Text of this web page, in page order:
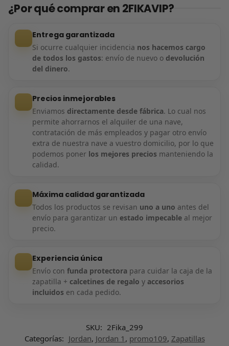
¿Por qué comprar en 2FIKAVIP?
Entrega garantizada
Si ocurre cualquier incidencia nos hacemos cargo
de todos los gastos: envío de nuevo o devolución
del dinero.
Precios inmejorables
Enviamos directamente desde fábrica. Lo cual nos
permite ahorrarnos el alquiler de una nave,
contratación de más empleados y pagar otro envío
extra de nuestra nave a vuestro domicilio, por lo que
podemos poner los mejores precios manteniendo la
calidad.
Máxima calidad garantizada
Todos los productos se revisan uno a uno antes del
envío para garantizar un estado impecableal mejor
precio.
Experiencia única
Envío con funda protectorapara cuidar la caja de la
zapatilla + calcetines de regalo y accesorios
incluidos en cada pedido.
SKU: 2Fika_299
Categorías: Jordan, Jordan 1 , promo109, Zapatillas